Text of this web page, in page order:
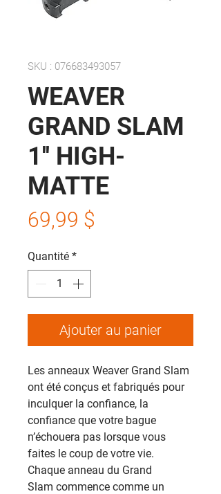
SKU : 076683493057
WEAVER
GRAND SLAM
1'' HIGH-
MATTE
69,99 $
Quantité *
Ajouter au panier
Les anneaux Weaver Grand Slam
ont été conçus et fabriqués pour
inculquer la confiance, la
confiance que votre bague
n’échouera pas lorsque vous
faites le coup de votre vie.
Chaque anneau du Grand
Slam commence comme un